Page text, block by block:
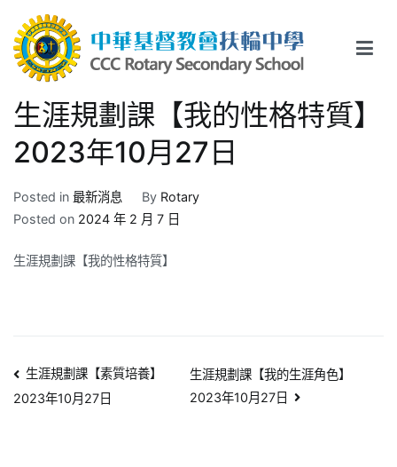
content
中華基督教會扶輪中學
生涯規劃課【我的性格特質】
2023年10月27日
Posted in 最新消息 By Rotary
Posted on 2024 年 2 月 7 日
生涯規劃課【我的性格特質】
文生涯規劃課【素質培養】
2023年10月27日
生涯規劃課【我的生涯角色】
2023年10月27日